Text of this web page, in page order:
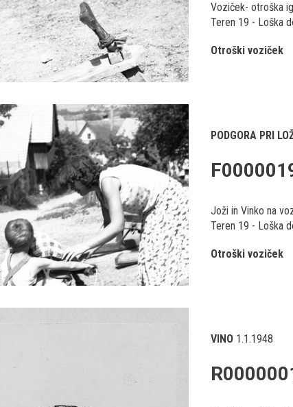
Voziček- otroška
Teren 19 - Loška
Otroški voziček
PODGORA PRI
Joži in Vinko na
Teren 19 - Loška
Otroški voziček
VINO 1.1.1948